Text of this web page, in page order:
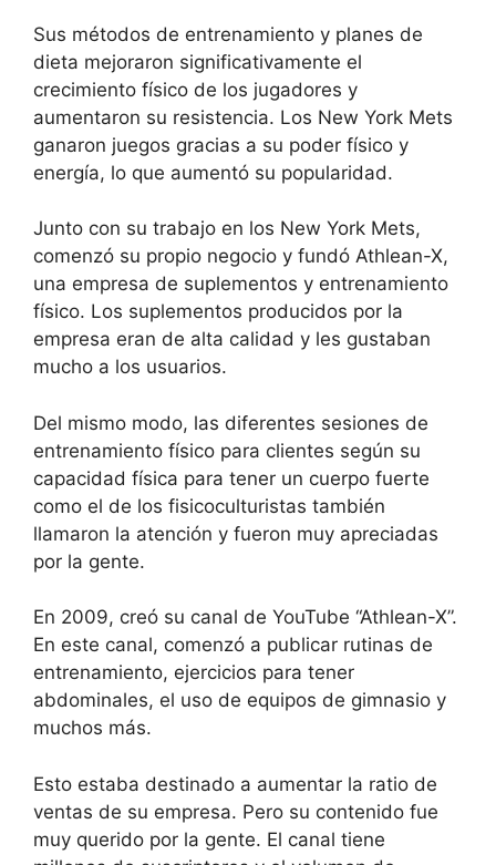
Sus métodos de entrenamiento y planes de
dieta mejoraron significativamente el
crecimiento físico de los jugadores y
aumentaron su resistencia. Los New York Mets
ganaron juegos gracias a su poder físico y
energía, lo que aumentó su popularidad.
Junto con su trabajo en los New York Mets,
comenzó su propio negocio y fundó Athlean-X,
una empresa de suplementos y entrenamiento
físico. Los suplementos producidos por la
empresa eran de alta calidad y les gustaban
mucho a los usuarios.
Del mismo modo, las diferentes sesiones de
entrenamiento físico para clientes según su
capacidad física para tener un cuerpo fuerte
como el de los fisicoculturistas también
llamaron la atención y fueron muy apreciadas
por la gente.
En 2009, creó su canal de YouTube “Athlean-X”.
En este canal, comenzó a publicar rutinas de
entrenamiento, ejercicios para tener
abdominales, el uso de equipos de gimnasio y
muchos más.
Esto estaba destinado a aumentar la ratio de
ventas de su empresa. Pero su contenido fue
muy querido por la gente. El canal tiene